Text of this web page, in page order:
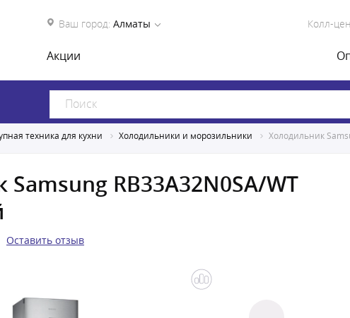
Ваш город: Алматы Колл-
Акции
техника для кухни Холодильники и морозильники Холодильник
RB33A32N0SA/WT
Оставить отзыв